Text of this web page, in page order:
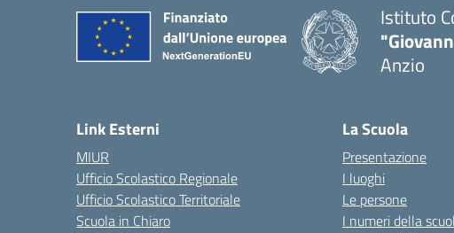
Istituto
Anzio
Link Esterni
MIUR
Ufficio Scolastico Regionale
Ufficio Scolastico Territoriale
Scuola in Chiaro
La Scuola
Presentazione
I luoghi
Le persone
I numeri della